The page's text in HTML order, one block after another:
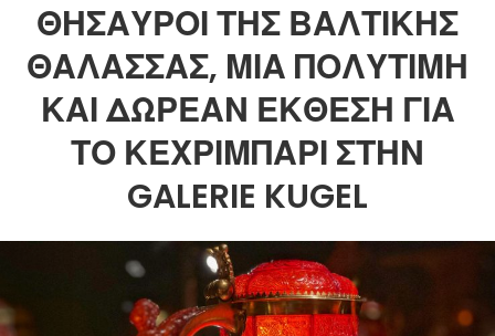
ΘΗΣΑΥΡΟΊ ΤΗΣ ΒΑΛΤΙΚΉΣ
ΘΆΛΑΣΣΑΣ, ΜΙΑ ΠΟΛΎΤΙΜΗ
ΚΑΙ ΔΩΡΕΆΝ ΈΚΘΕΣΗ ΓΙΑ
ΤΟ ΚΕΧΡΙΜΠΆΡΙ ΣΤΗΝ
GALERIE KUGEL